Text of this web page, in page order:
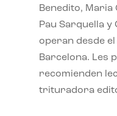
Benedito, Maria
Pau Sarquella
operan desde
Barcelona. Les
recomienden
trituradora